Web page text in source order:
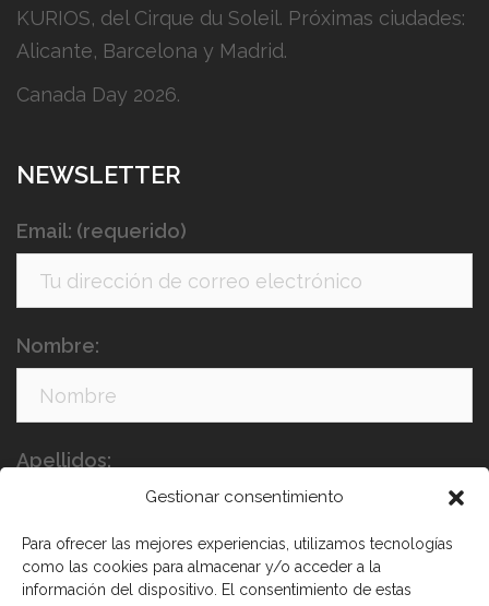
Gestionar consentimiento
Para ofrecer las mejores experiencias, utilizamos tecnologías
como las cookies para almacenar y/o acceder a la
información del dispositivo. El consentimiento de estas
KURIOS, del Cirque du Soleil. Próximas ciudades:
Alicante, Barcelona y Madrid.
Canada Day 2026.
NEWSLETTER
Email: (requerido)
Nombre:
Apellidos: